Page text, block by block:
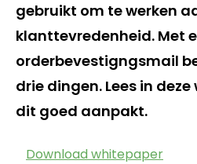
gebruikt om te werken
klanttevredenheid. Met
orderbevestigngsmail
drie dingen. Lees in
dit goed aanpakt.
Download whitepaper